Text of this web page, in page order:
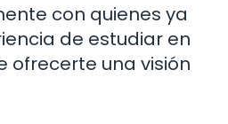
con quienes ya
de estudiar en
ofrecerte una visión